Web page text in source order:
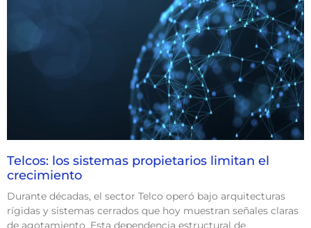
Telcos: los sistemas propietarios limitan el
crecimiento
Durante décadas, el sector Telco operó bajo arquitecturas
rígidas y sistemas cerrados que hoy muestran señales claras